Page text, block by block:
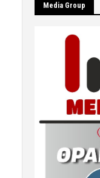
Μedia Group